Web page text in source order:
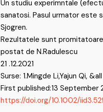
Un studiu experimntale
sanatosi. Pasul urmator este
Sjogren.
Rezultatele sunt
postat de N.Radulescu
21 .12.2021
Surse: 1.Mingde Li,Yajun Qi,
First published:13 September
https://doi.org/10.1002/